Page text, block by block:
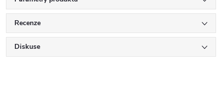
Recenze
Diskuse